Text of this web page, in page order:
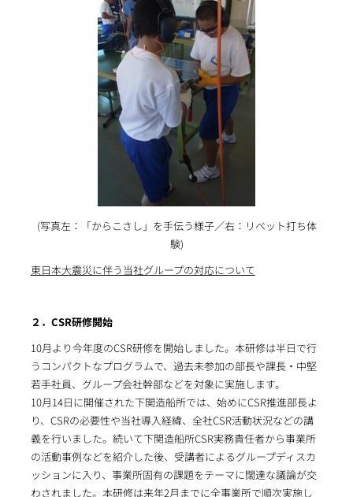
(写真左：「からこさし」を手伝う様子／右：リベット打ち体
験)
東日本大震災に伴う当社グループの対応について
２．CSR研修開始
10月より今年度のCSR研修を開始しました。本研修は半日で行
うコンパクトなプログラムで、過去未参加の部長や課長・中堅
若手社員、グループ会社幹部などを対象に実施します。
10月14日に開催された下関造船所では、始めにCSR推進部長よ
り、CSRの必要性や当社導入経緯、全社CSR活動状況などの講
義を行いました。続いて下関造船所CSR実務責任者から事業所
の活動事例などを紹介した後、受講者によるグループディスカ
ッションに入り、事業所固有の課題をテーマに闊達な議論が交
わされました。本研修は来年2月までに全事業所で順次実施し